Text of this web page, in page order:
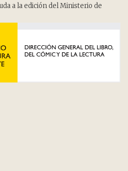
a la edición del Ministerio de